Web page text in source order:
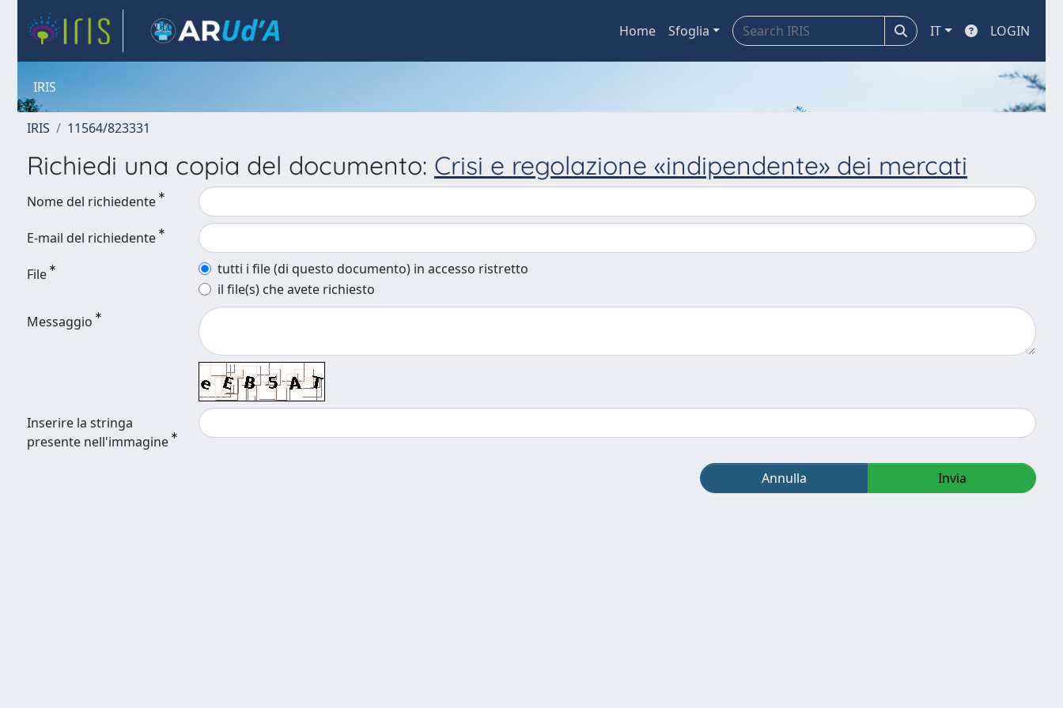
Home Sfoglia IT LOGIN
IRIS
IRIS 11564/823331
Richiedi una copia del documento: Crisi e regolazione «indipendente» dei mercati
Nome del richiedente
E-mail del richiedente
File
tutti i file (di questo documento) in accesso ristretto
il file(s) che avete richiesto
Messaggio
Inserire la stringa
presente nell'immagine
Annulla Invia